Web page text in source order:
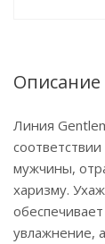
Описание
Линия
мужчины,
харизму.
увлажнение,